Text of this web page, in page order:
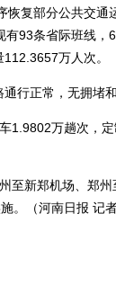
复部分公共交通
93条省际班线，
万人次。
正常，无拥堵和
万趟次，定
新郑机场、郑州
。（河南日报 记者